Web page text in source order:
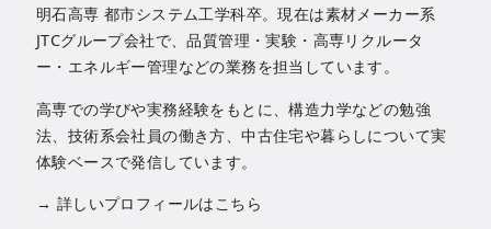
明石高専 都市システム工学科卒。現在は素材メーカー系
JTCグループ会社で、品質管理・実験・高専リクルータ
ー・エネルギー管理などの業務を担当しています。
高専での学びや実務経験をもとに、構造力学などの勉強
法、技術系会社員の働き方、中古住宅や暮らしについて実
体験ベースで発信しています。
→ 詳しいプロフィールはこちら